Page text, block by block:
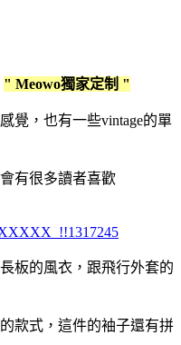
" Meowo獨家定制 "
覺，也有一些vintage的單
有很多讀者喜歡
板的風衣，跟飛行外套的
款式，這件的袖子還有拼